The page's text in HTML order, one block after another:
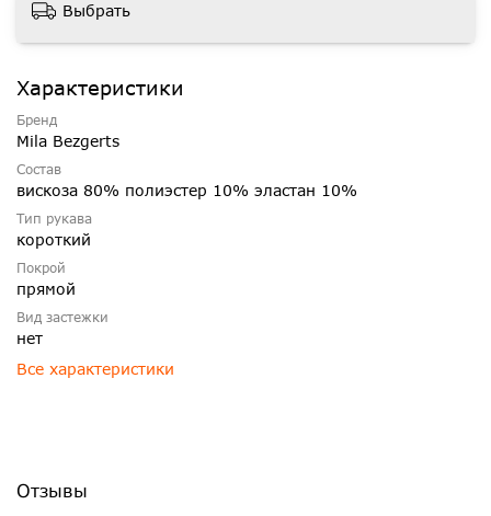
Выбрать
Характеристики
Бренд
Mila Bezgerts
Состав
вискоза 80% полиэстер 10% эластан 10%
Тип рукава
короткий
Покрой
прямой
Вид застежки
нет
Все характеристики
Отзывы